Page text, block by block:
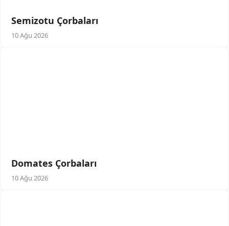
Semizotu Çorbaları
10 Ağu 2026
Domates Çorbaları
10 Ağu 2026